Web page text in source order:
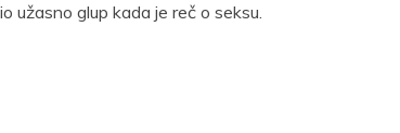
užasno glup kada je reč o seksu.